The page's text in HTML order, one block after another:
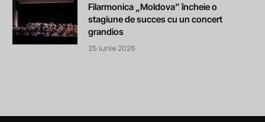
Filarmonica „Moldova” încheie o
stagiune de succes cu un concert
grandios
25 iunie 2026